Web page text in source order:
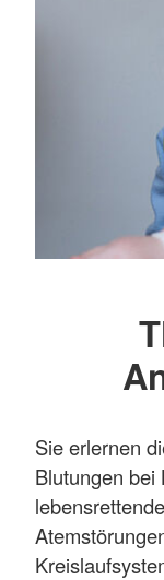
Sie erlernen
Blutungen bei